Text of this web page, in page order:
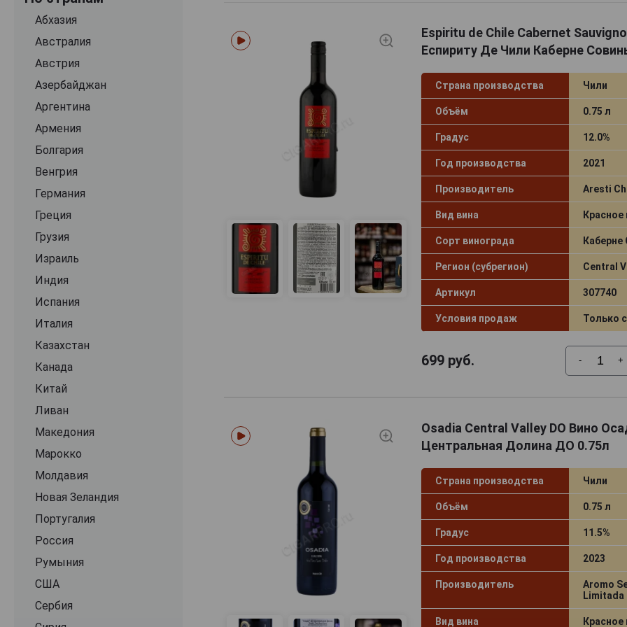
Casilda
Chateau Los Boldos
Clos Quebrada De Macul
Concha y Toro
Cono Sur
Cousino Macul
Cuvee Alexandre
Dona Dominga
Echeverria
El Autoctono
Errazuriz
Espiritu de Chile
Forever Blend
G7
Garage
Grafo
GreenLife
Iglesias de Chiloe
J.Bouchon
La Ronciere
Lago Ranco
Lapostolle
Lauca
Leyda
Lomas de Llahuen
Maitia
Matetic
Mewlen
Абхазия
Австралия
Австрия
Азербайджан
Аргентина
Армения
Болгария
Венгрия
Германия
Греция
Грузия
Израиль
Индия
Испания
Италия
Казахстан
Канада
Китай
Ливан
Македония
Марокко
Молдавия
Новая Зеландия
Португалия
Россия
Румыния
США
Сербия
Espiritu de Chile Cabernet
Еспириту Де Чили Каберне
Страна производства Чили
Объём 0.75 л
Градус 12.0%
Год производства 2021
Производитель Aresti
Вид вина
Сорт винограда Каберне
Регион (субрегион) Central
Артикул 307740
Условия продаж Только
699руб. - +
Osadia Central Valley DO Вино
Центральная Долина ДО 0.75л
Страна производства Чили
Объём 0.75 л
Градус 11.5%
Год производства 2023
Производитель
Aromo
Limitada
Вид вина